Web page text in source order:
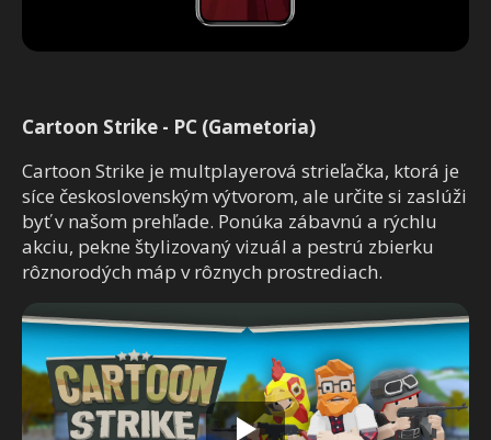
Cartoon Strike - PC (Gametoria)
Cartoon Strike je multplayerová strieľačka, ktorá je
síce československým výtvorom, ale určite si zaslúži
byť v našom prehľade. Ponúka zábavnú a rýchlu
akciu, pekne štylizovaný vizuál a pestrú zbierku
rôznorodých máp v rôznych prostrediach.